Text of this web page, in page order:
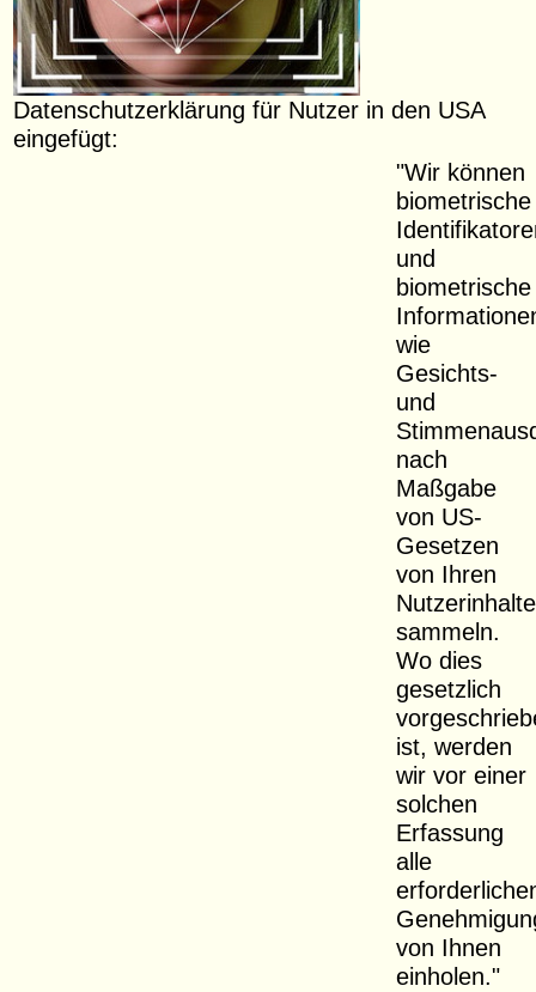
Datenschutzerklärung für Nutzer in den USA
eingefügt:
"Wir können
biometrische
und
biometrische
wie
Gesichts-
und
nach
Maßgabe
von US-
Gesetzen
von Ihren
sammeln.
Wo dies
gesetzlich
ist, werden
wir vor einer
solchen
Erfassung
alle
von Ihnen
einholen."